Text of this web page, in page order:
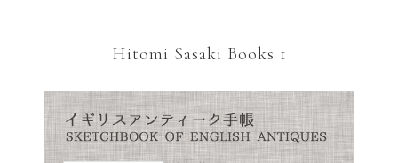
Hitomi Sasaki Books 1